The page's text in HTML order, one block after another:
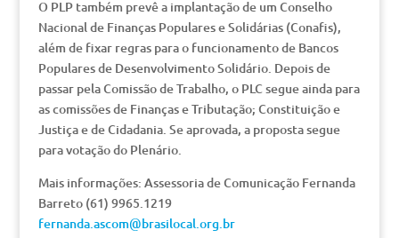
O PLP também prevê a implantação de um Conselho
Nacional de Finanças Populares e Solidárias (Conafis),
além de fixar regras para o funcionamento de Bancos
Populares de Desenvolvimento Solidário. Depois de
passar pela Comissão de Trabalho, o PLC segue ainda para
as comissões de Finanças e Tributação; Constituição e
Justiça e de Cidadania. Se aprovada, a proposta segue
para votação do Plenário.
Mais informações: Assessoria de Comunicação Fernanda
Barreto (61) 9965.1219
fernanda.ascom@brasilocal.org.br